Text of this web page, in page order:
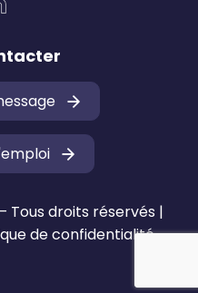
Tous droits réservés |
de confidentialité